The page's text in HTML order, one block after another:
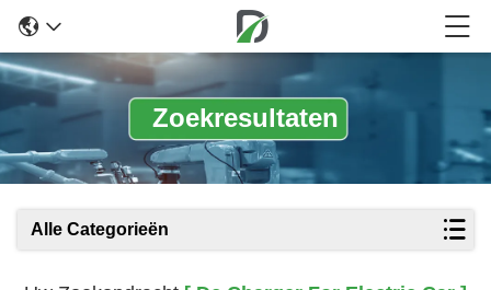
Zoekresultaten
Alle Categorieën